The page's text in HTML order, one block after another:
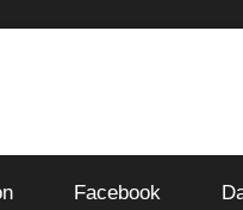
Facebook